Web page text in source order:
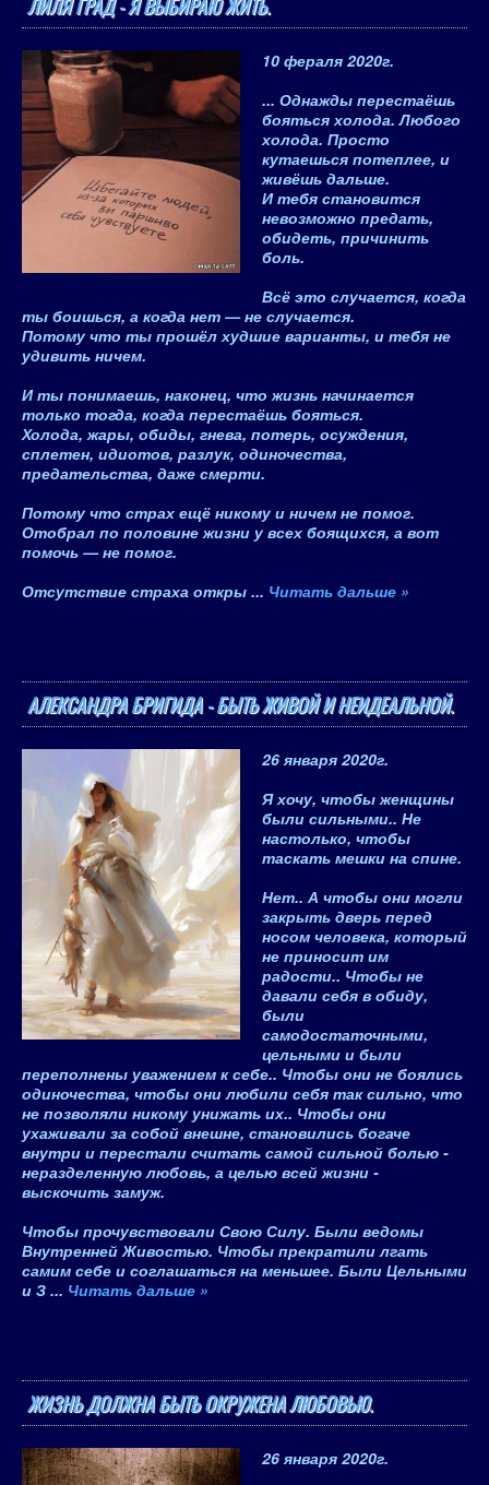
ЛИЛЯ ГРАД - Я ВЫБИРАЮ ЖИТЬ.
10 фераля 2020г.
... Однажды перестаёшь
бояться холода. Любого
холода. Просто
кутаешься потеплее, и
живёшь дальше.
И тебя становится
невозможно предать,
обидеть, причинить
боль.
Всё это случается, когда
ты боишься, а когда нет — не случается.
Потому что ты прошёл худшие варианты, и тебя не
удивить ничем.
И ты понимаешь, наконец, чтожизнь начинается
только тогда, когда перестаёшь бояться.
Холода, жары, обиды, гнева, потерь, осуждения,
сплетен, идиотов, разлук, одиночества,
предательства, даже смерти.
Потому что страх ещё никому и ничем не помог.
Отобрал по половине жизни у всех боящихся, а вот
помочь — не помог.
Отсутствие страха откры ... Читать дальше »
АЛЕКСАНДРА БРИГИДА - БЫТЬ ЖИВОЙ И НЕИДЕАЛЬНОЙ.
26 января 2020г.
Я хочу, чтобы женщины
были сильными.. Не
настолько, чтобы
таскать мешки на спине.
Нет.. А чтобы они могли
закрыть дверь перед
носом человека, который
не приносит им
радости.. Чтобы не
давали себя в обиду,
были
самодостаточными,
цельными и были
переполнены уважением к себе.. Чтобы они не боялись
одиночества, чтобы они любили себя так сильно, что
не позволяли никому унижать их.. Чтобы они
ухаживали за собой внешне, становились богаче
внутри и перестали считать самой сильной болью -
неразделенную любовь, а целью всей жизни -
выскочить замуж.
Чтобы прочувствовали Свою Силу. Были ведомы
Внутренней Живостью. Чтобы прекратили лгать
самим себе и соглашаться на меньшее. Были Цельными
и З ... Читать дальше »
ЖИЗНЬ ДОЛЖНА БЫТЬ ОКРУЖЕНА ЛЮБОВЬЮ.
26 января 2020г.